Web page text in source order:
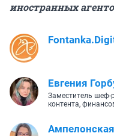
иностранных
Евгения
Заместитель шеф-
контента,